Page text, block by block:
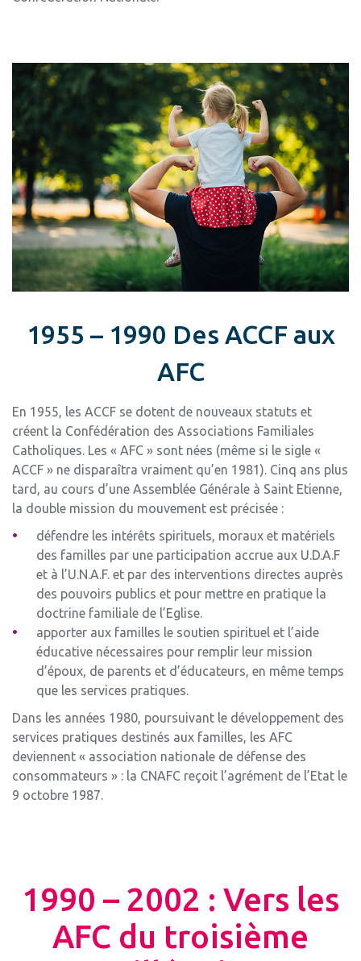
1955 – 1990 Des ACCF aux
AFC
En 1955, les ACCF se dotent de nouveaux statuts et
créent la Confédération des Associations Familiales
Catholiques. Les « AFC » sont nées (même si le sigle «
ACCF » ne disparaîtra vraiment qu’en 1981). Cinq ans plus
tard, au cours d’une Assemblée Générale à Saint Etienne,
la double mission du mouvement est précisée :
défendre les intérêts spirituels, moraux et matériels
des familles par une participation accrue aux U.D.A.F
et à l’U.N.A.F. et par des interventions directes auprès
des pouvoirs publics et pour mettre en pratique la
doctrine familiale de l’Eglise.
apporter aux familles le soutien spirituel et l’aide
éducative nécessaires pour remplir leur mission
d’époux, de parents et d’éducateurs, en même temps
que les services pratiques.
Dans les années 1980, poursuivant le développement des
services pratiques destinés aux familles, les AFC
deviennent « association nationale de défense des
consommateurs » : la CNAFC reçoit l’agrément de l’Etat le
9 octobre 1987.
1990 – 2002 : Vers les
AFC du troisième